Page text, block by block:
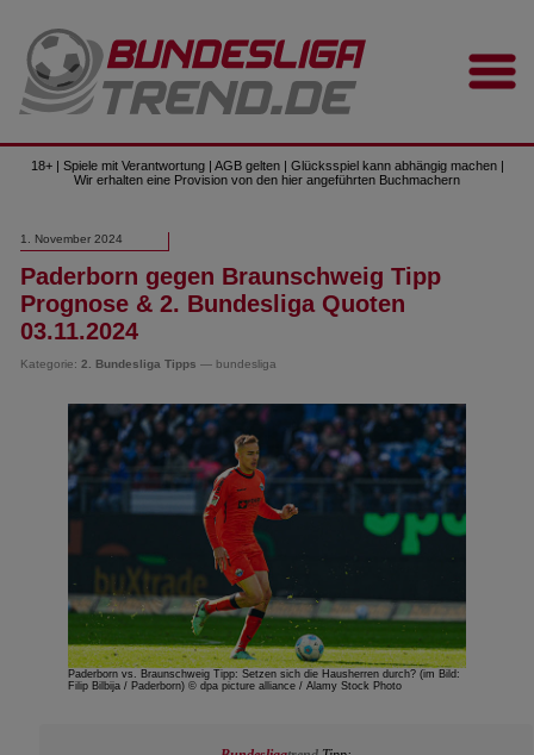
18+ | Spiele mit Verantwortung | AGB gelten | Glücksspiel kann abhängig machen |
Wir erhalten eine Provision von den hier angeführten Buchmachern
1. November 2024
Paderborn gegen Braunschweig Tipp
Prognose & 2. Bundesliga Quoten
03.11.2024
Kategorie:2. Bundesliga Tipps — bundesliga
Paderborn vs. Braunschweig Tipp: Setzen sich die Hausherren durch? (im Bild:
Filip Bilbija / Paderborn) © dpa picture alliance / Alamy Stock Photo